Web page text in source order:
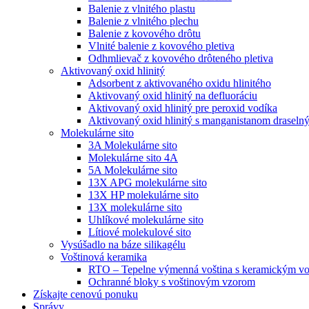
Balenie z vlnitého plastu
Balenie z vlnitého plechu
Balenie z kovového drôtu
Vlnité balenie z kovového pletiva
Odhmlievač z kovového drôteného pletiva
Aktivovaný oxid hlinitý
Adsorbent z aktivovaného oxidu hlinitého
Aktivovaný oxid hlinitý na defluoráciu
Aktivovaný oxid hlinitý pre peroxid vodíka
Aktivovaný oxid hlinitý s manganistanom
Molekulárne sito
3A Molekulárne sito
Molekulárne sito 4A
5A Molekulárne sito
13X APG molekulárne sito
13X HP molekulárne sito
13X molekulárne sito
Uhlíkové molekulárne sito
Lítiové molekulové sito
Vysúšadlo na báze silikagélu
Voštinová keramika
RTO – Tepelne výmenná voština s keramickým
Ochranné bloky s voštinovým vzorom
Získajte cenovú ponuku
Správy